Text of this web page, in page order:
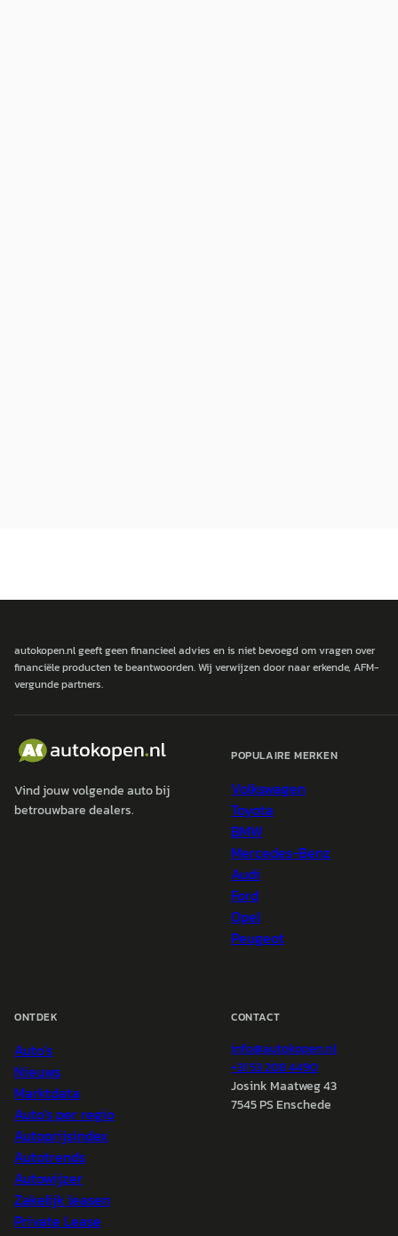
autokopen.nl geeft geen financieel advies en is niet bevoegd om vragen over
financiële producten te beantwoorden. Wij verwijzen door naar erkende, AFM-
vergunde partners.
Vind jouw volgende auto bij
betrouwbare dealers.
POPULAIRE MERKEN
Volkswagen
Toyota
BMW
Mercedes-Benz
Audi
Ford
Opel
Peugeot
ONTDEK
Auto's
Nieuws
Marktdata
Auto's per regio
Autoprijsindex
Autotrends
Autowijzer
Zakelijk leasen
Private Lease
CONTACT
info@autokopen.nl
+31 53 208 4490
Josink Maatweg 43
7545 PS Enschede